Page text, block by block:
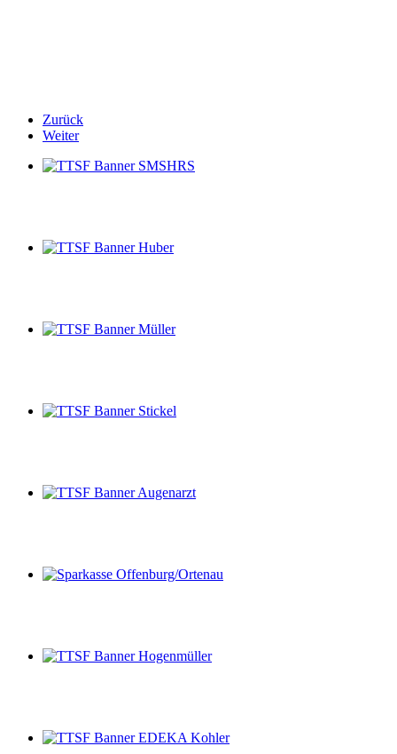
Zurück
Weiter